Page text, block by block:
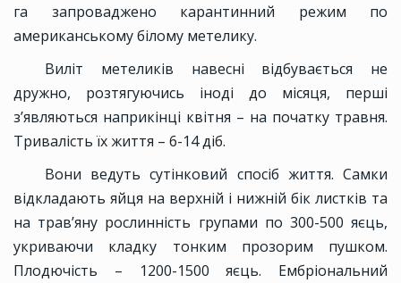
га запроваджено карантинний режим по
американському білому метелику.
Виліт метеликів навесні відбувається не
дружно, розтягуючись іноді до місяця, перші
з’являються наприкінці квітня – на початку травня.
Тривалість їх життя – 6-14 діб.
Вони ведуть сутінковий спосіб життя. Самки
відкладають яйця на верхній і нижній бік листків та
на трав’яну рослинність групами по 300-500 яєць,
укриваючи кладку тонким прозорим пушком.
Плодючість – 1200-1500 яєць. Ембріональний